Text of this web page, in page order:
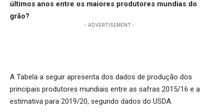
últimos anos entre os maiores produtores mundias do
grão?
- ADVERTISEMENT -
A Tabela a seguir apresenta dos dados de produção dos
principais produtores mundiais entre as safras 2015/16 e a
estimativa para 2019/20, segundo dados do USDA.